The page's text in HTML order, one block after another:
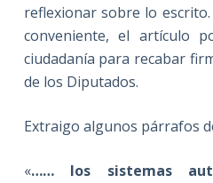
reflexionar sobre lo escrito.
conveniente, el artículo
ciudadanía para recabar
de los Diputados.
Extraigo algunos párrafos
«…… los sistemas